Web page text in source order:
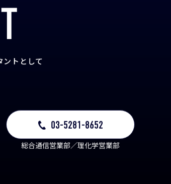
ント として
03-5281-8652
総合通信営業部／理化学営業部